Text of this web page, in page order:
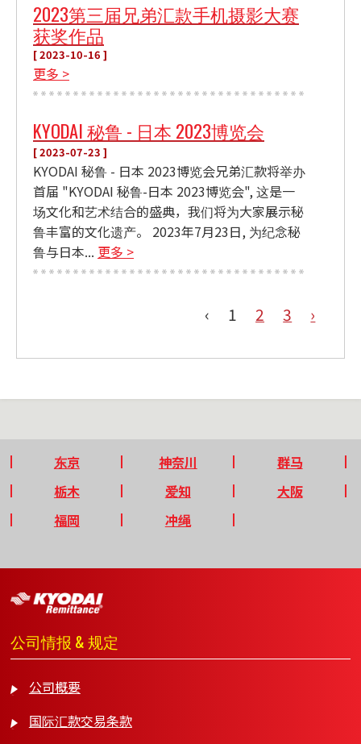
2023第三届兄弟汇款手机摄影大赛
获奖作品
[ 2023-10-16 ]
更多 >
KYODAI 秘鲁 - 日本 2023博览会
[ 2023-07-23 ]
KYODAI 秘鲁 - 日本 2023博览会兄弟汇款将举办
首届 "KYODAI 秘鲁-日本 2023博览会", 这是一
场文化和艺术结合的盛典，我们将为大家展示秘
鲁丰富的文化遗产。 2023年7月23日, 为纪念秘
鲁与日本... 更多 >
‹ 1 2 3 ›
东京 神奈川
群马
栃木
爱知
大阪
福岡
冲绳
公司情报 & 规定
公司概要
国际汇款交易条款